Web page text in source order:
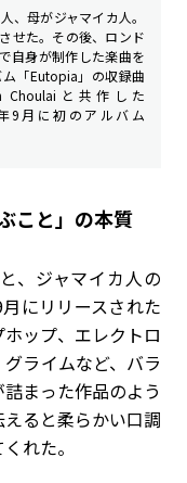
、母がジャマイカ人。
せた。その後、ロンド
自身が制作した楽曲を
「Eutopia」の収録曲
Choulaiと共作した
9月に初のアルバム
こと」の本質
、ジャマイカ人の
にリリースされた
ップ、エレクトロ
ライムなど、バラ
まった作品のよう
ると柔らかい口調
れた。